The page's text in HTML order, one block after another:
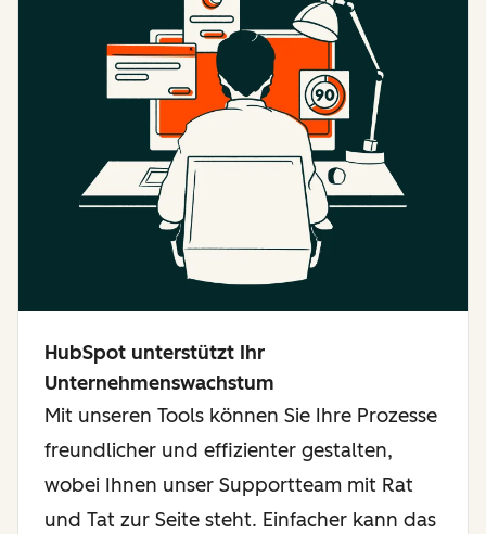
HubSpot unterstützt Ihr
Unternehmenswachstum
Mit unseren Tools können Sie Ihre Prozesse
freundlicher und effizienter gestalten,
wobei Ihnen unser Supportteam mit Rat
und Tat zur Seite steht. Einfacher kann das